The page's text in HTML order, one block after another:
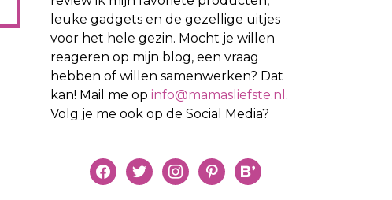
leuke gadgets en de gezellige uitjes
voor het hele gezin. Mocht je willen
reageren op mijn blog, een vraag
hebben of willen samenwerken? Dat
kan! Mail me op info@mamasliefste.nl .
Volg je me ook op de Social Media?
facebooktwitterinstagrampinterestbloglovin